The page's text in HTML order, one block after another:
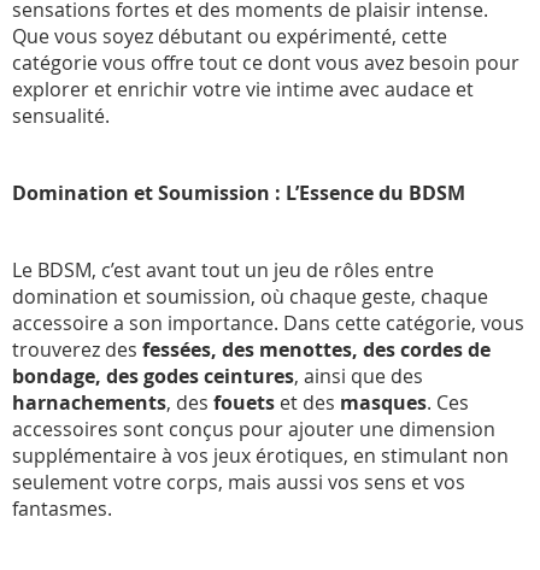
sensations fortes et des moments de plaisir intense.
Que vous soyez débutant ou expérimenté, cette
catégorie vous offre tout ce dont vous avez besoin pour
explorer et enrichir votre vie intime avec audace et
sensualité.
Domination et Soumission : L’Essence du BDSM
Le BDSM, c’est avant tout un jeu de rôles entre
domination et soumission, où chaque geste, chaque
accessoire a son importance. Dans cette catégorie, vous
trouverez des fessées, des menottes, des cordes de
bondage, des godes ceintures, ainsi que des
harnachements, des fouets et des masques. Ces
accessoires sont conçus pour ajouter une dimension
supplémentaire à vos jeux érotiques, en stimulant non
seulement votre corps, mais aussi vos sens et vos
fantasmes.